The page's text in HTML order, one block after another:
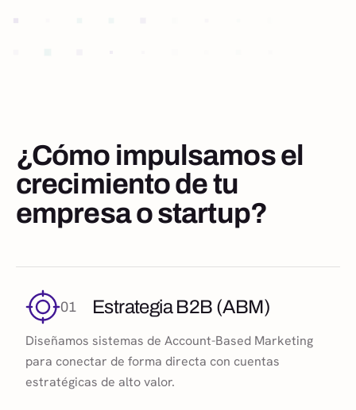
¿Cómo impulsamos el
crecimiento de tu
empresa o startup?
01 Estrategia B2B (ABM)
Diseñamos sistemas de Account-Based Marketing
para conectar de forma directa con cuentas
estratégicas de alto valor.